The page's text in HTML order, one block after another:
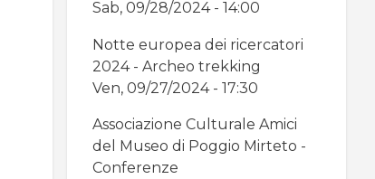
Sab, 09/28/2024 - 14:00
Notte europea dei ricercatori
2024 - Archeo trekking
Ven, 09/27/2024 - 17:30
Associazione Culturale Amici
del Museo di Poggio Mirteto -
Conferenze